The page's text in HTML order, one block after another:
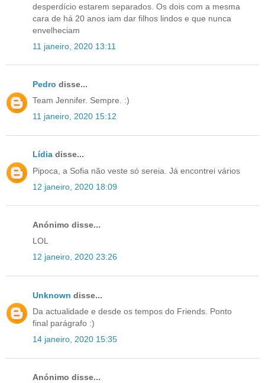
desperdício estarem separados. Os dois com a mesma
cara de há 20 anos iam dar filhos lindos e que nunca
envelheciam
11 janeiro, 2020 13:11
Pedro disse...
Team Jennifer. Sempre. :)
11 janeiro, 2020 15:12
Lídia disse...
Pipoca, a Sofia não veste só sereia. Já encontrei vários
12 janeiro, 2020 18:09
Anónimo disse...
LOL
12 janeiro, 2020 23:26
Unknown disse...
Da actualidade e desde os tempos do Friends. Ponto
final parágrafo :)
14 janeiro, 2020 15:35
Anónimo disse...